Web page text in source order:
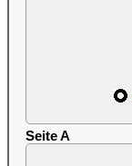
Seite A